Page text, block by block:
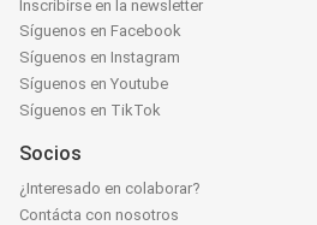
Inscribirse en la newsletter
Síguenos en Facebook
Síguenos en Instagram
Síguenos en Youtube
Síguenos en TikTok
Socios
¿Interesado en colaborar?
Contácta con nosotros